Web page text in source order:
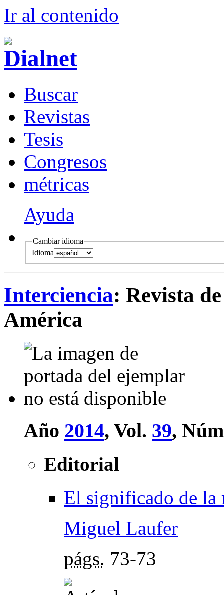
Ir al contenido
Buscar
Revistas
Tesis
Congresos
métricas
Ayuda
Cambiar idioma
Idioma
Interciencia: Revista
América
Año 2014, Vol. 39,
Editorial
El significado de
Miguel Laufer
págs. 73-73